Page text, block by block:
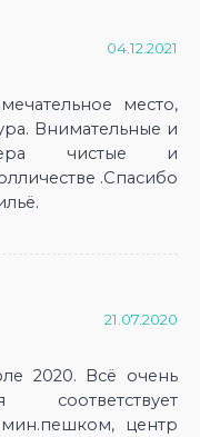
04.12.2021
место,
Внимательные и
чистые и
.Спасибо
21.07.2020
2020. Всё очень
соответствует
центр